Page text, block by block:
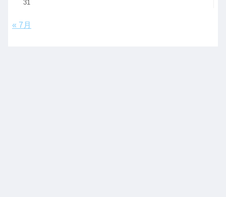
31
« 7月